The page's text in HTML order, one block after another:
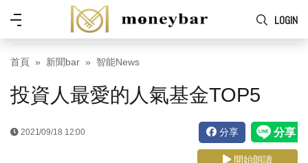
Skip to main content
LOGIN
功
能
表
首頁 新聞bar 智能News
投資人最愛的人氣基金TOP5
2021/09/18 12:00 分享
開始朗讀